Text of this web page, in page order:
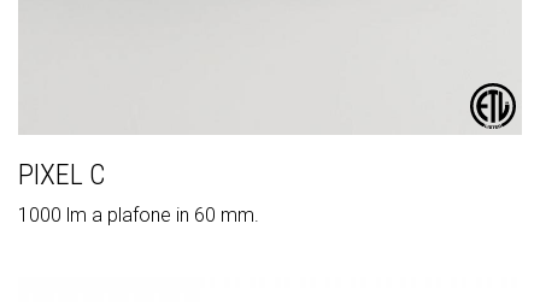
PIXEL C
1000 lm a plafone in 60 mm.